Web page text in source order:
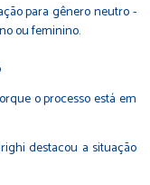
para gênero neutro -
ou feminino.
o processo está em
destacou a situação